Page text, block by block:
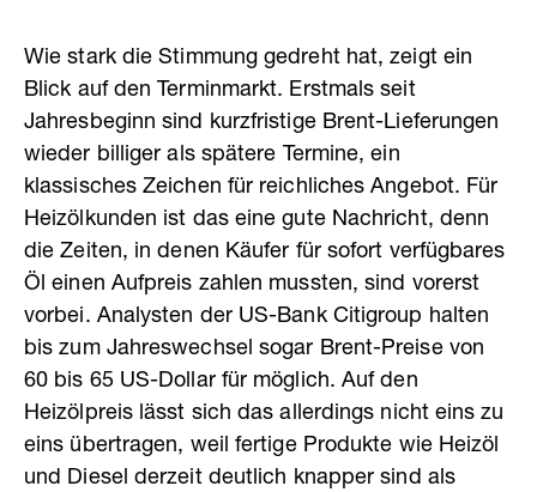
Wie stark die Stimmung gedreht hat, zeigt ein
Blick auf den Terminmarkt. Erstmals seit
Jahresbeginn sind kurzfristige Brent-Lieferungen
wieder billiger als spätere Termine, ein
klassisches Zeichen für reichliches Angebot. Für
Heizölkunden ist das eine gute Nachricht, denn
die Zeiten, in denen Käufer für sofort verfügbares
Öl einen Aufpreis zahlen mussten, sind vorerst
vorbei. Analysten der US-Bank Citigroup halten
bis zum Jahreswechsel sogar Brent-Preise von
60 bis 65 US-Dollar für möglich. Auf den
Heizölpreis lässt sich das allerdings nicht eins zu
eins übertragen, weil fertige Produkte wie Heizöl
und Diesel derzeit deutlich knapper sind als